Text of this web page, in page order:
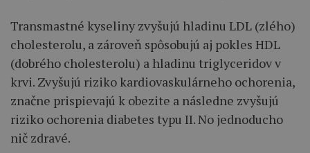
Transmastné kyseliny zvyšujú hladinu LDL (zlého)
cholesterolu, a zároveň spôsobujú aj pokles HDL
(dobrého cholesterolu) a hladinu triglyceridov v
krvi. Zvyšujú riziko kardiovaskulárneho ochorenia,
značne prispievajú k obezite a následne zvyšujú
riziko ochorenia diabetes typu II. No jednoducho
nič zdravé.